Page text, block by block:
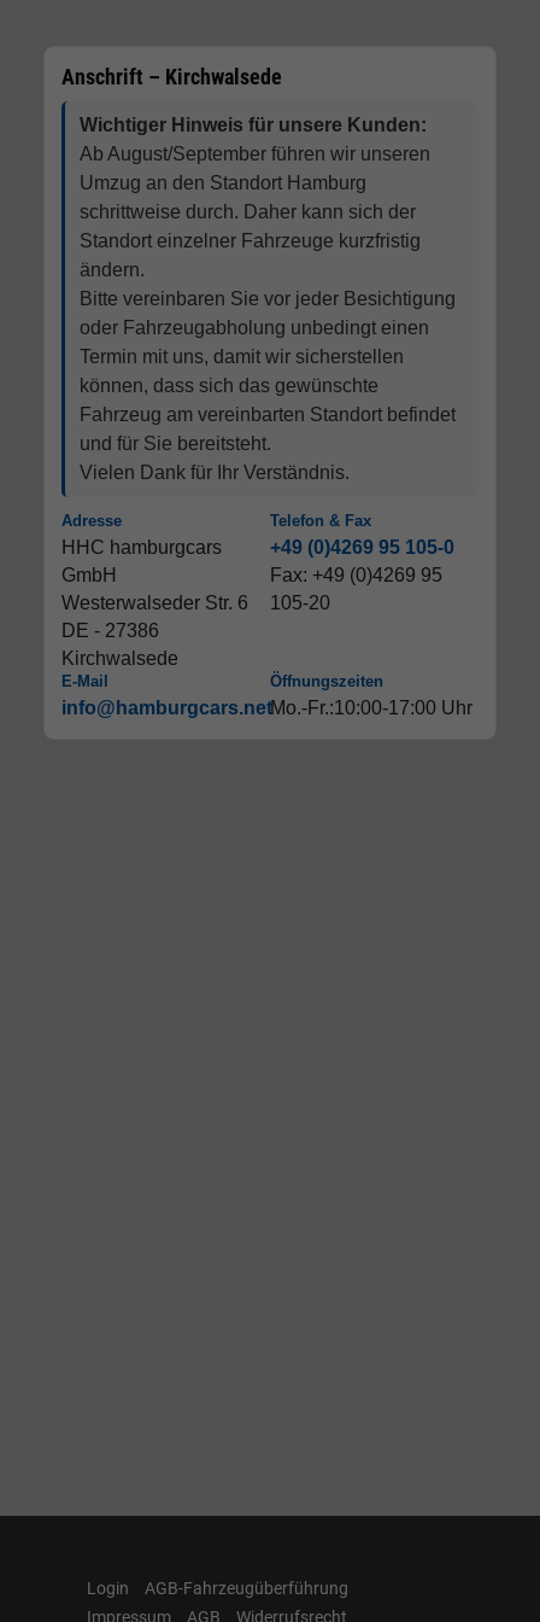
Anschrift – Kirchwalsede
Wichtiger Hinweis für unsere Kunden:
Ab August/September führen wir unseren
Umzug an den Standort Hamburg
schrittweise durch. Daher kann sich der
Standort einzelner Fahrzeuge kurzfristig
ändern.
Bitte vereinbaren Sie vor jeder Besichtigung
oder Fahrzeugabholung unbedingt einen
Termin mit uns, damit wir sicherstellen
können, dass sich das gewünschte
Fahrzeug am vereinbarten Standort befindet
und für Sie bereitsteht.
Vielen Dank für Ihr Verständnis.
Adresse
HHC hamburgcars
GmbH
Westerwalseder Str. 6
DE - 27386
Kirchwalsede
Telefon & Fax
+49 (0)4269 95 105-0
Fax: +49 (0)4269 95
105-20
E-Mail
info@hamburgcars.net
Öffnungszeiten
Mo.-Fr.:10:00-17:00 Uhr
Login
AGB-Fahrzeugüberführung
Impressum
AGB
Widerrufsrecht